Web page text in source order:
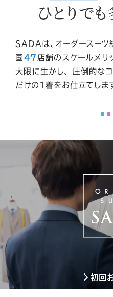
ひとりでも
SADAは、オーダースーツ
国 47 店舗のスケールメリ
大限に生かし、
圧倒的な
だけの1着をお仕立てします
初回